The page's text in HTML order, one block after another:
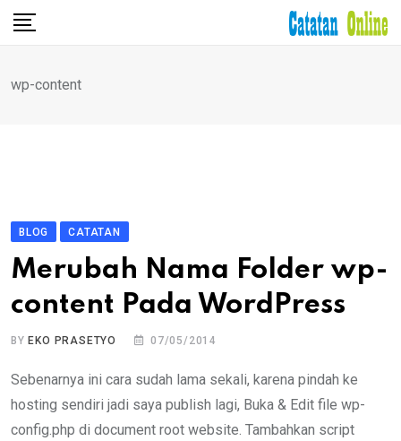
Skip
wp-content
BLOG CATATAN
Merubah Nama Folder wp-
content Pada WordPress
BYEKO PRASETYO 07/05/2014
Sebenarnya ini cara sudah lama sekali, karena pindah ke
hosting sendiri jadi saya publish lagi, Buka & Edit file wp-
config.php di document root website. Tambahkan script